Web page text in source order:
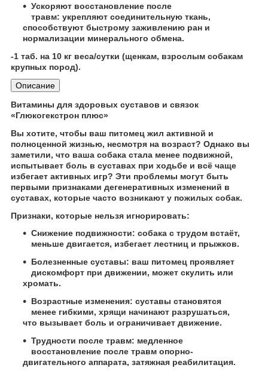
Ускоряют восстановление после
травм: укрепляют соединительную ткань,
способствуют быстрому заживлению ран и
нормализации минерального обмена.
-1 таб. на 10 кг веса/сутки (щенкам, взрослым собакам
крупных пород).
Описание
Витамины для здоровых суставов и связок
«Глюкогекстрон плюс»
Вы хотите, чтобы ваш питомец жил активной и
полноценной жизнью, несмотря на возраст? Однако вы
заметили, что ваша собака стала менее подвижной,
испытывает боль в суставах при ходьбе и всё чаще
избегает активных игр? Эти проблемы могут быть
первыми признаками дегенеративных изменений в
суставах, которые часто возникают у пожилых собак.
Признаки, которые нельзя игнорировать:
Снижение подвижности: собака с трудом встаёт,
меньше двигается, избегает лестниц и прыжков.
Болезненные суставы: ваш питомец проявляет
дискомфорт при движении, может скулить или
хромать.
Возрастные изменения: суставы становятся
менее гибкими, хрящи начинают разрушаться,
что вызывает боль и ограничивает движение.
Трудности после травм: медленное
восстановление после травм опорно-
двигательного аппарата, затяжная реабилитация.